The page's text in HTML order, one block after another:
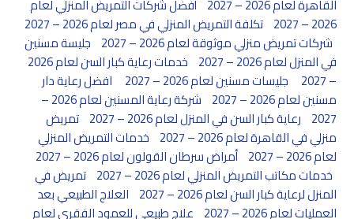
القاهرة لعام 2026 – 2027
أفضل شركات التمريض المنزلي لعام
2026 – 2027
تكلفة التمريض المنزلي في مصر لعام 2026 – 2027
شركات تمريض منزلي موثوقة لعام 2026 – 2027
جليسة مسنين
في المنزل لعام 2026 – 2027
خدمات رعاية كبار السن لعام 2026
– 2027
جليسات مسنين لعام 2026 – 2027
افضل رعاية دار
مسنين لعام 2026 – 2027
شركة رعاية المسنين لعام 2026 –
2027 رعاية كبار السن في المنزل لعام 2026 – 2027
تمريض
منزلي في القاهرة لعام 2026 – 2027
خدمات التمريض المنزلي
لعام 2026 – 2027
أمراض سرطان القولون لعام 2026 – 2027
خدمات مكاتب التمريض المنزلي لعام 2026 – 2027
تمريض في
المنزل لرعاية كبار السن لعام 2026 – 2027
العلاج الطبيعي بعد
العمليات لعام 2026 – 2027
علاج طبيعي للعمود الفقري لعام